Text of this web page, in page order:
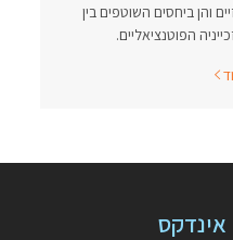
והן ביחסים השוטפים בין
הפוטנציאליים.
אינדקס